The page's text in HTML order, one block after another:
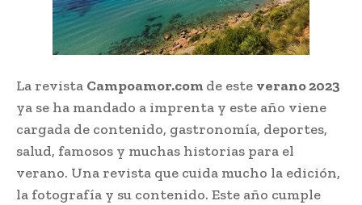
La revista Campoamor.com de este verano 2023
ya se ha mandado a imprenta y este año viene
cargada de contenido, gastronomía, deportes,
salud, famosos y muchas historias para el
verano. Una revista que cuida mucho la edición,
la fotografía y su contenido. Este año cumple